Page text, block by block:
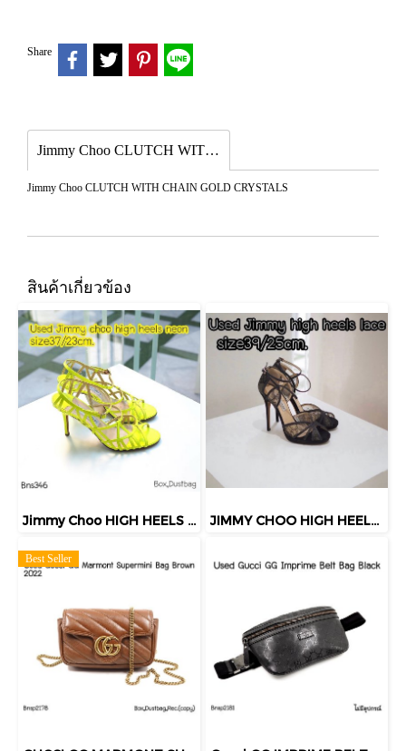
Share
Jimmy Choo CLUTCH WITH CHAIN GOLD CRYSTALS
Jimmy Choo CLUTCH WITH CHAIN GOLD CRYSTALS
สินค้าเกี่ยวข้อง
Jimmy Choo HIGH HEELS NEON SIZE37 JIMMY CHOO HIGH HEELS BLACK SIZE39
Best Seller